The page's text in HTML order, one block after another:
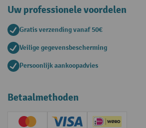
Uw professionele voordelen
Gratis verzending vanaf 50€
Veilige gegevensbescherming
Persoonlijk aankoopadvies
Betaalmethoden